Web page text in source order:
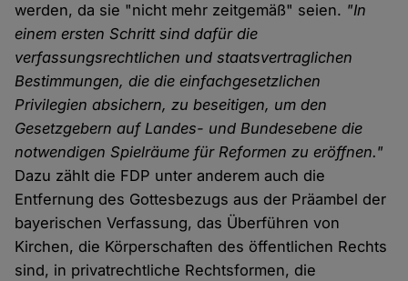
werden, da sie "nicht mehr zeitgemäß" seien. "In
einem ersten Schritt sind dafür die
verfassungsrechtlichen und staatsvertraglichen
Bestimmungen, die die einfachgesetzlichen
Privilegien absichern, zu beseitigen, um den
Gesetzgebern auf Landes- und Bundesebene die
notwendigen Spielräume für Reformen zu eröffnen."
Dazu zählt die FDP unter anderem auch die
Entfernung des Gottesbezugs aus der Präambel der
bayerischen Verfassung, das Überführen von
Kirchen, die Körperschaften des öffentlichen Rechts
sind, in privatrechtliche Rechtsformen, die